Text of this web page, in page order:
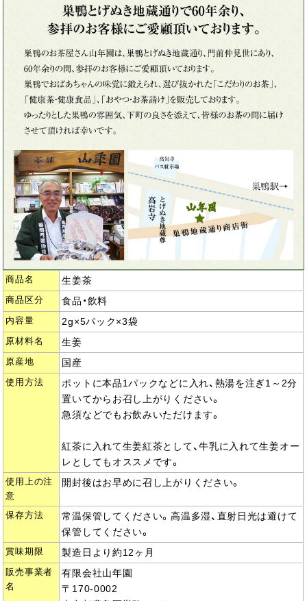
商品名 生姜茶
商品区分 食品・飲料
内容量 2g×5パック×3袋
原材料名 生姜
原産地 国産
使用方法
ポットに本品1パックなどに入れ、熱湯を注ぎ1～2分
置いてからお召し上がりください。
急須などでもお飲みいただけます。
紅茶に入れて生姜紅茶として、牛乳に入れて生姜オー
レとしてもオススメです。
使用上の注
意
開封後はお早めに召し上がりください。
保存方法
常温保管してください。高温多湿、直射日光は避けて
保管してください。
賞味期限 製造日より約12ヶ月
販売事業者
名
有限会社山年園
〒170-0002